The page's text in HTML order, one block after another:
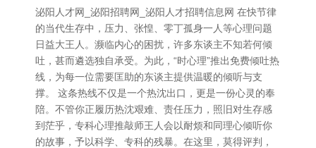
泌阳人才网_泌阳招聘网_泌阳人才招聘信息网 在快节律
的当代生存中，压力、张惶、零丁孤身一人等心理问题
日益大王人。濒临内心的困扰，许多东谈主不知若何倾
吐，甚而遴选独自承受。为此，“时心理”推出免费倾吐热
线，为每一位需要匡助的东谈主提供温暖的倾听与支
撑。 这条热线不仅是一个热沈出口，更是一份心灵的奉
陪。不管你正履历热沈艰难、责任压力，照旧对生存感
到茫乎，专科心理推敲师王人会以耐烦和同理心倾听你
的故事，予以科学、专科的残暴。在这里，莫得评判，